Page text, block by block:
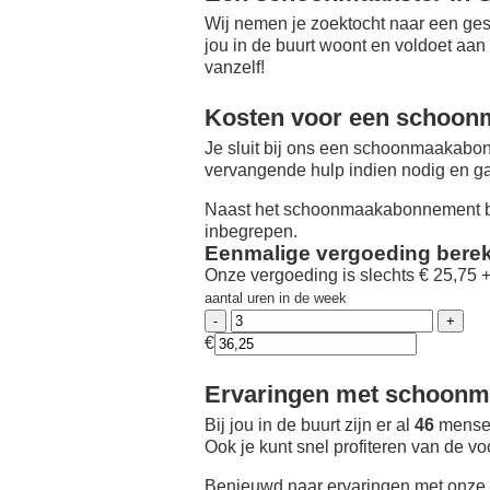
Wij nemen je zoektocht naar een
jou in de buurt woont en voldoet
vanzelf!
Kosten voor een
Je sluit bij ons een
vervangende hulp indien nodig en
Naast het
inbegrepen.
Eenmalige vergoeding
Onze vergoeding is slechts € 25,75
aantal uren in de week
€
Ervaringen met
Bij jou in de buurt zijn er al 46
Ook je kunt snel profiteren van de